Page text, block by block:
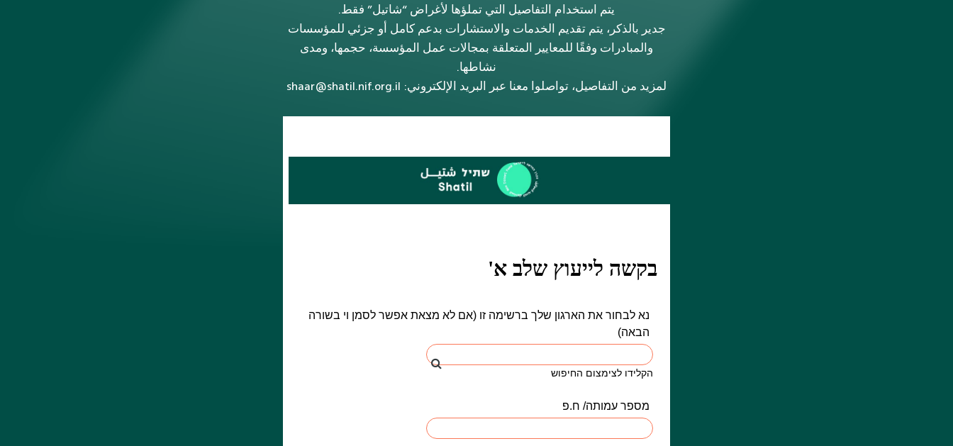
يتم استخدام التفاصيل التي تملؤها لأغراض “شاتيل” فقط.
جدير بالذكر، يتم تقديم الخدمات والاستشارات بدعم كامل أو جزئي للمؤسسات
والمبادرات وفقًا للمعايير المتعلقة بمجالات عمل المؤسسة، حجمها، ومدى
نشاطها.
لمزيد من التفاصيل، تواصلوا معنا عبر البريد الإلكتروني: shaar@shatil.nif.org.il